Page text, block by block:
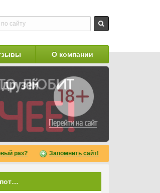
О компании
раз? Запомнить сайт!
Реальные отзывы о препарате для потенции Биоманикс